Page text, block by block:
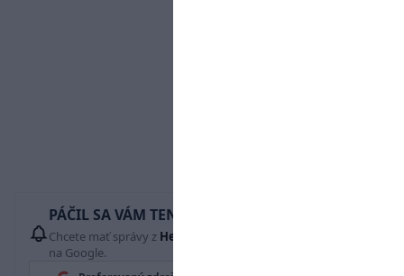
PÁČIL SA VÁM TENTO ČLÁNOK?
Chcete mať správy z Hetrik.sk
na Google.